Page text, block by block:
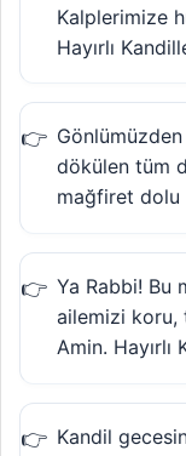
Kalplerimize
Hayırlı
dökülen tüm
mağfiret dolu
Ya Rabbi! Bu
ailemizi koru,
Amin.
Kandil